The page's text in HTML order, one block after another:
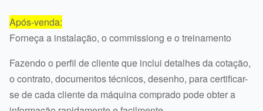
Após-venda:
Forneça a instalação, o commissiong e o treinamento
Fazendo o perfil de cliente que inclui detalhes da cotação,
o contrato, documentos técnicos, desenho, para certificar-
se de cada cliente da máquina comprado pode obter a